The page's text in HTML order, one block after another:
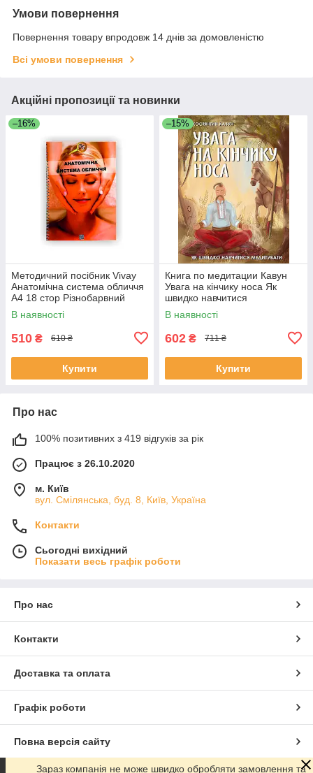
Умови повернення
Повернення товару впродовж 14 днів за домовленістю
Всі умови повернення
Акційні пропозиції та новинки
–16%
Методичний посібник Vivay
Анатомічна система обличчя
А4 18 стор Різнобарвний
В наявності
510 ₴ 610 ₴
Купити
–15%
Книга по медитации Кавун
Увага на кінчику носа Як
швидко навчитися
медитувати Константин
Кавун
В наявності
602 ₴ 711 ₴
Купити
Про нас
100% позитивних з 419 відгуків за рік
Працює з 26.10.2020
м. Київ
вул. Смілянська, буд. 8, Київ, Україна
Контакти
Сьогодні вихідний
Показати весь графік роботи
Про нас
Контакти
Доставка та оплата
Графік роботи
Повна версія сайту
Зараз компанія не може швидко обробляти замовлення та